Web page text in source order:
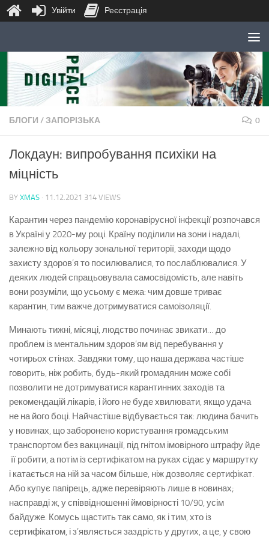
Skip to content
БЛОГИ /ЗАПОРІЗЬКА 0
Локдаун: випробування психіки на
міцність
BY XMAS · 11.12.2021 314 VIEWS
Карантин через пандемію коронавірусної інфекції розпочався
в Україні у 2020-му році. Країну поділили на зони і надалі,
залежно від кольору зональної території, заходи щодо
захисту здоров’я то посилювалися, то послаблювалися. У
деяких людей спрацьовувала самосвідомість, але навіть
вони розуміли, що усьому є межа: чим довше триває
карантин, тим важче дотримуватися самоізоляції.
Минають тижні, місяці, людство починає звикати… до
проблем із ментальним здоров’ям від перебування у
чотирьох стінах. Завдяки тому, що наша держава частіше
говорить, ніж робить, будь-який громадянин може собі
позволити не дотримуватися карантинних заходів та
рекомендацій лікарів, і його не буде хвилювати, якщо удача
не на його боці. Найчастіше відбувається так: людина бачить
у новинах, що заборонено користування громадським
транспортом без вакцинації, під гнітом імовірного штрафу йде
її робити, а потім із сертифікатом на руках сідає у маршрутку
і катається на ній за часом більше, ніж дозволяє сертифікат.
Або купує папірець, адже перевіряють лише в новинах;
насправді ж, у співвідношенні ймовірності 10/90, усім
байдуже. Комусь щастить так само, як і тим, хто із
сертифікатом, і з’являється заздрість у других, а це, у свою
Увійти Реєстрація